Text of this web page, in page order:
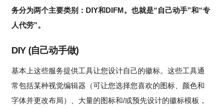
务分为两个主要类别：DIY和DIFM。也就是“自己动手”和“专
人代劳”。
DIY (自己动手做)
基本上这些服务提供工具让您设计自己的徽标。这些工具通
常包括某种视觉编辑器（可让您选择您喜欢的图标、颜色和
字体并更改布局）、大量的图标和/或预先设计的徽标模板，